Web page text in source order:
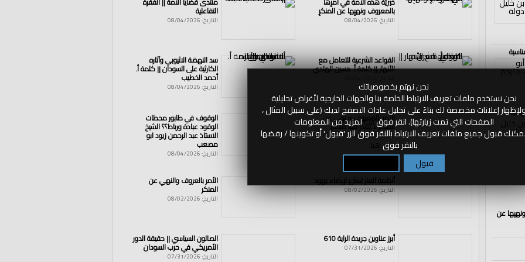
نحن نهتم بخصوصياتك
نحن نستخدم ملفات تعريف الارتباط الخاصة بنا والجهات الخارجية لأغراض تحليلية
ولإظهار إعلانات مخصصة لك بناءً على تحليل عادات التصفح لديك (على سبيل المثال ،
الصفحات التي تمت زيارتها). انقر فوق لمزيد من المعلومات
قبول جميع ملفات تعريف الارتباط بالنقر فوق الزر 'قبول' أو تكوينها / رفضها
بالنقر فوق
قبول
بيت المقدس|المصلى القبلي |المدينة
|فلسطين|الإسلام|كنيسة القيامة
عن
بالمعروفِ ونهيِها عن المنكرِ
التاريخ: 08/04/2026
التفاعلية
التاريخ: 08/04/2026
القواعد الشرعية للتعامل مع
الأنهار || كلمة أ. حسين الهادي
سد النهضة الاثيوبي وآثاره
الكارثية على السودان || كلمة أ.
أحمد الخطيب
التاريخ: 08/04/2026
الأمر بالمعروف و نهي عن
المنكر لا يعذر فيه مسلم
التاريخ: 08/04/2026
الوقوف في طابور محطات
الوقود عبادة ورباط؟؟ الشيخ
الاستاذ عبد الرحمن زيود ابو
مصعب
التاريخ: 08/04/2026
التاريخ: 08/02/2026
الأمر بالعروف والنهي عن
المنكر
التاريخ: 08/02/2026
أبرز عناوين جريدة الراية 610
التاريخ: 07/31/2026
الصالون السياسي || حقيقة الدور
الأمريكي في حرب السودان
التاريخ: 07/31/2026